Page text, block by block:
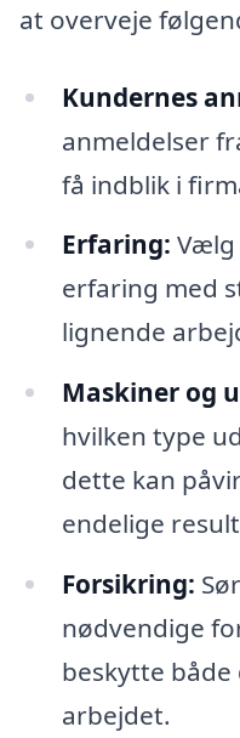
at overveje
Kundernes
anmeldelser
få indblik i
Erfaring: Vælg
erfaring med
lignende
Maskiner og
hvilken type
dette kan
endelige
Forsikring:
nødvendige
beskytte
arbejdet.